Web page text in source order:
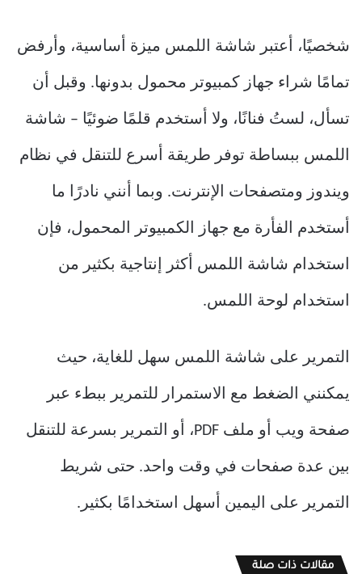
شخصيًا، أعتبر شاشة اللمس ميزة أساسية، وأرفض
تمامًا شراء جهاز كمبيوتر محمول بدونها. وقبل أن
تسأل، لستُ فنانًا، ولا أستخدم قلمًا ضوئيًا – شاشة
اللمس ببساطة توفر طريقة أسرع للتنقل في نظام
ويندوز ومتصفحات الإنترنت. وبما أنني نادرًا ما
أستخدم الفأرة مع جهاز الكمبيوتر المحمول، فإن
استخدام شاشة اللمس أكثر إنتاجية بكثير من
استخدام لوحة اللمس.
التمرير على شاشة اللمس سهل للغاية، حيث
يمكنني الضغط مع الاستمرار للتمرير ببطء عبر
صفحة ويب أو ملف PDF، أو التمرير بسرعة للتنقل
بين عدة صفحات في وقت واحد. حتى شريط
التمرير على اليمين أسهل استخدامًا بكثير.
مقالات ذات صلة